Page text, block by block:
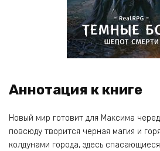
Аннотация к книге
Новый мир готовит для Максима
повсюду творится черная магия и
колдунами города, здесь